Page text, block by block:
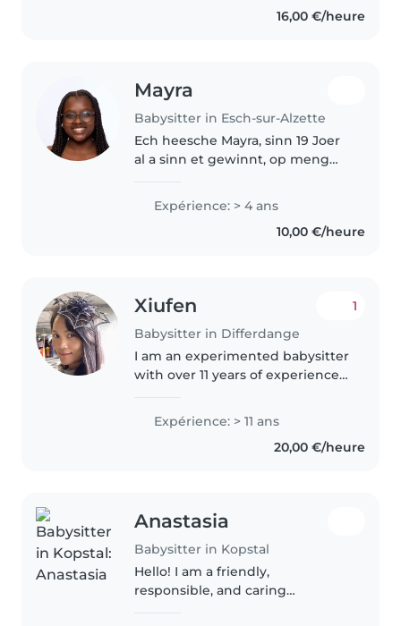
16,00 €/heure
Mayra
Babysitter in Esch-sur-Alzette
Ech heesche Mayra, sinn 19 Joer
al a sinn et gewinnt, op meng
Zënter Oktober 2024 schaffen
ech an der Crèche zu Reiland.
Ech sinn gedëlleg, zouverlässeg..
Expérience: > 4 ans
10,00 €/heure
Xiufen
Babysitter in Differdange
1
I am an experimented babysitter
with over 11 years of experience
ages, from babies to teenagers.
Responsible, funny and patient, I
can take care of your..
Expérience: > 11 ans
20,00 €/heure
Anastasia
Babysitter in Kopstal
Hello! I am a friendly,
responsible, and caring